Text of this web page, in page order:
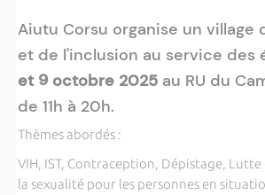
Aiutu Corsu organise un village
et de l'inclusion au service des
et 9 octobre 2025au RU du
de 11h à 20h.
Thèmes abordés :
VIH, IST, Contraception, Dépistage,
la sexualité pour les personnes en